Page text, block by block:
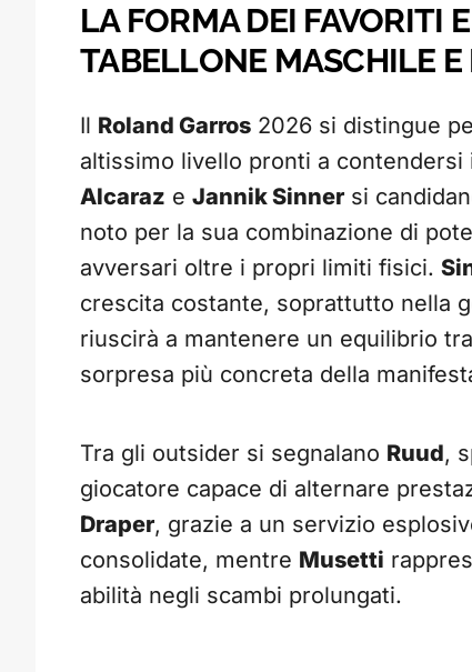
LA FORMA DEI FAVORITI
TABELLONE MASCHILE
Il Roland Garros 2026 si distingue
altissimo livello pronti a
Alcaraz e Jannik Sinner si
noto per la sua combinazione di
avversari oltre i propri limiti fisici.
crescita costante, soprattutto nella
riuscirà a mantenere un equilibrio
sorpresa più concreta della
Tra gli outsider si segnalano Ruud,
giocatore capace di alternare
Draper, grazie a un servizio
consolidate, mentre Musetti
abilità negli scambi prolungati.